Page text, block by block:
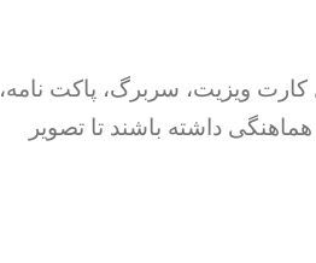
ویزیت، سربرگ، پاکت نامه،
داشته باشند تا تصویر